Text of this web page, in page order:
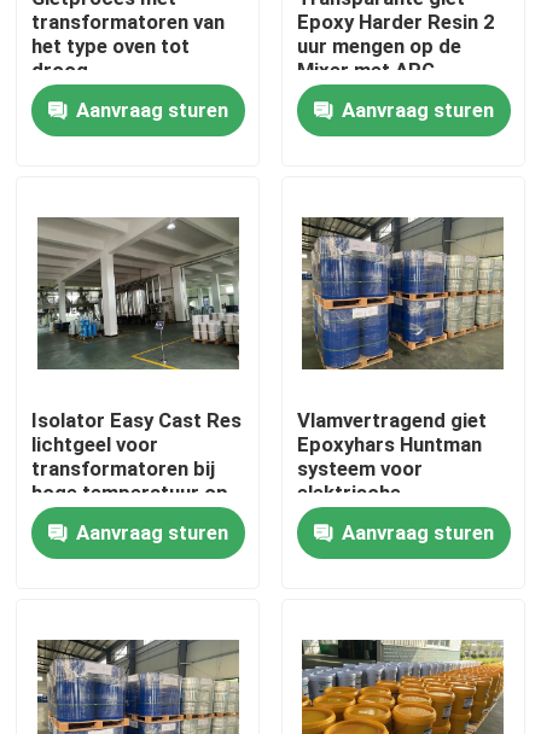
Thuis
Producten
Fabrieksreis
Kwaliteitscontrole
Contacteer ons
nieuws
Vraag een offerte aan
Kamertemperatuur die Epoxyhars geneest
transformatoren van
het type oven tot
droog
Aanvraag sturen
Epoxy Harder Resin 2
uur mengen op de
Mixer met APG
machine voor Bushing
Aanvraag sturen
Isolator Easy Cast Res
lichtgeel voor
transformatoren bij
hoge temperatuur op
APG- of
vacuümgietinstallaties
Aanvraag sturen
Vlamvertragend giet
Epoxyhars Huntman
systeem voor
elektrische
busmachines,SF6,
Outdoor Transformer
CT PT
Aanvraag sturen